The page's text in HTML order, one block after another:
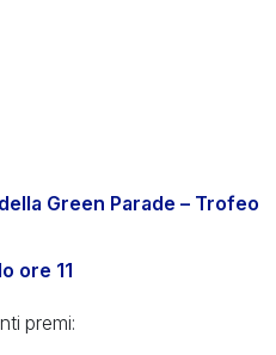
Green Parade – Trofeo
ore 11
premi: